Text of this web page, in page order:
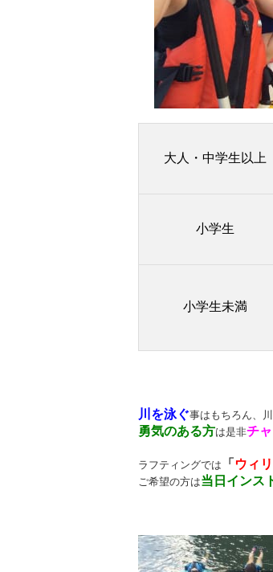
大人・中学生以上
小学生
小学生未満
川を泳ぐ事はもちろん、
勇気のある方は是非チ
ラフティングでは 「 ウィ
ご希望の方は当日インス